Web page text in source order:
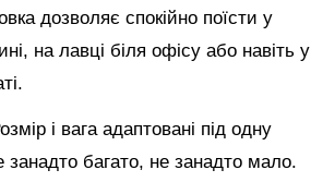
дозволяє спокійно поїсти у
на лавці біля офісу або навіть у
і вага адаптовані під одну
багато, не занадто мало.